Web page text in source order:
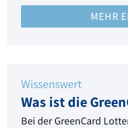
Möglichkeiten und
eines US Staatsbürgers!
MEHR
Wissenswert
Was ist die
Bei der GreenCard